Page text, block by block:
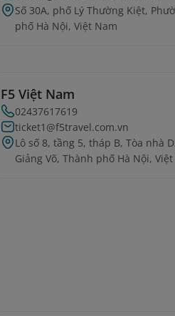
Số 30A, phố Lý Thường Kiệt,
phố Hà Nội, Việt Nam
F5 Việt Nam
02437617619
ticket1@f5travel.com.vn
Lô số 8, tầng 5, tháp B, Tòa nhà
Giảng Võ, Thành phố Hà Nội,